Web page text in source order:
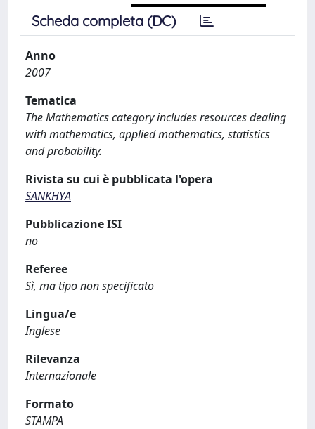
Scheda completa (DC)
Anno
2007
Tematica
The Mathematics category includes resources dealing
with mathematics, applied mathematics, statistics
and probability.
Rivista su cui è pubblicata l'opera
SANKHYA
Pubblicazione ISI
no
Referee
Sì, ma tipo non specificato
Lingua/e
Inglese
Rilevanza
Internazionale
Formato
STAMPA